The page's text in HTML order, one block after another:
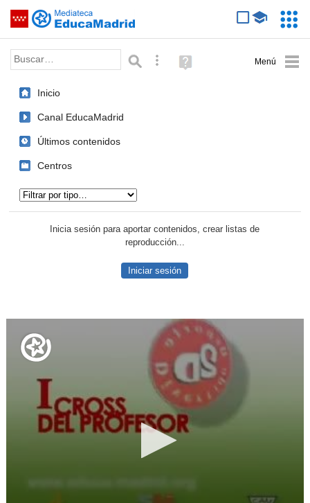
Saltar navegación
Palabra o frase: Búsqueda avanzada
Ayuda
(en
Inicio
Canal EducaMadrid
Últimos contenidos
Centros
Inicia sesión para aportar contenidos, crear listas de
reproducción...
Iniciar sesión